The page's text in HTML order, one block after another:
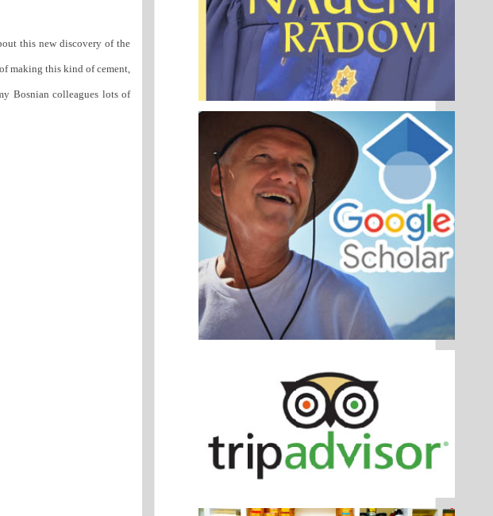
this new discovery of the
making this kind of cement,
Bosnian colleagues lots of